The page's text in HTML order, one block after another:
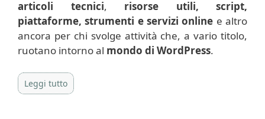
articoli tecnici, risorse
utili, script,
piattaforme, strumenti e servizi online e altro
ancora per chi svolge attività che, a vario titolo,
ruotano intorno al mondo di WordPress.
Leggi tutto